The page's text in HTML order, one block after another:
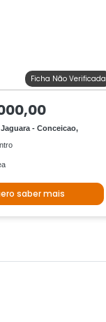
Ficha Não Verificada
- Conceicao,
saber mais